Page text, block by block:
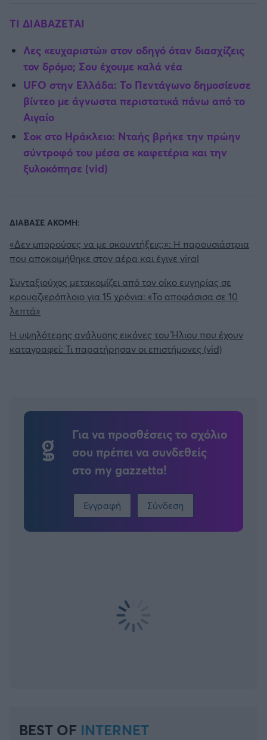
TI ΔΙΑΒΑΖΕΤΑΙ
Λες «ευχαριστώ» στον οδηγό όταν διασχίζεις
τον δρόμο; Σου έχουμε καλά νέα
UFO στην Ελλάδα: Το Πεντάγωνο δημοσίευσε
βίντεο με άγνωστα περιστατικά πάνω από το
Αιγαίο
Σοκ στο Ηράκλειο: Νταής βρήκε την πρώην
σύντροφό του μέσα σε καφετέρια και την
ξυλοκόπησε (vid)
ΔΙΑΒΑΣΕ ΑΚΟΜΗ:
«Δεν μπορούσες να με σκουντήξεις;»: Η παρουσιάστρια
που αποκοιμήθηκε στον αέρα και έγινε viral
Συνταξιούχος μετακομίζει από τον οίκο ευγηρίας σε
κρουαζιερόπλοιο για 15 χρόνια: «Το αποφάσισα σε 10
λεπτά»
Η υψηλότερης ανάλυσης εικόνες του Ήλιου που έχουν
καταγραφεί: Τι παρατήρησαν οι επιστήμονες (vid)
Για να προσθέσεις το σχόλιο
σου πρέπει να συνδεθείς
στο my gazzetta!
Εγγραφή Σύνδεση
BEST OF INTERNET